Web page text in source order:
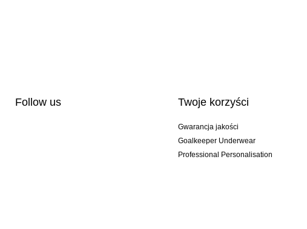
Follow us Twoje korzyści
Gwarancja jakości
Goalkeeper Underwear
Professional Personalisation